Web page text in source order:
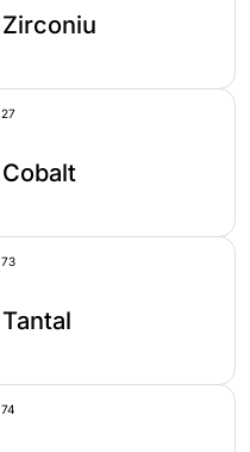
Zirconiu
27
Cobalt
73
Tantal
74